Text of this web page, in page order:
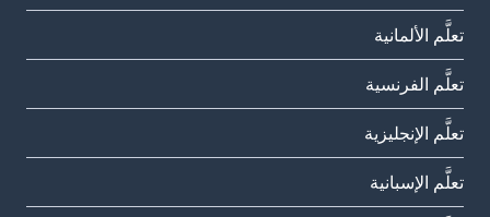
تعلَّم الألمانية
تعلَّم الفرنسية
تعلَّم الإنجليزية
تعلَّم الإسبانية